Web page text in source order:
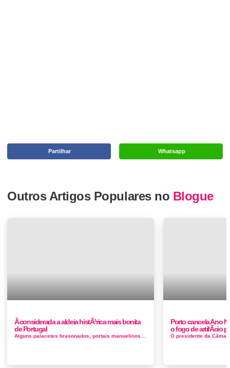
Whatsapp
Partilhar
Outros Artigos Populares no Blogue
Ã considerada a aldeia histÃ³rica mais bonita
de Portugal
Porto cancela Ano
o fogo de artifÃ­cio